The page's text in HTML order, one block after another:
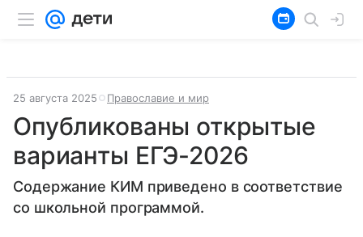
25 августа 2025 Православие и мир
Опубликованы открытые
варианты ЕГЭ-2026
Содержание КИМ приведено в соответствие
со школьной программой.